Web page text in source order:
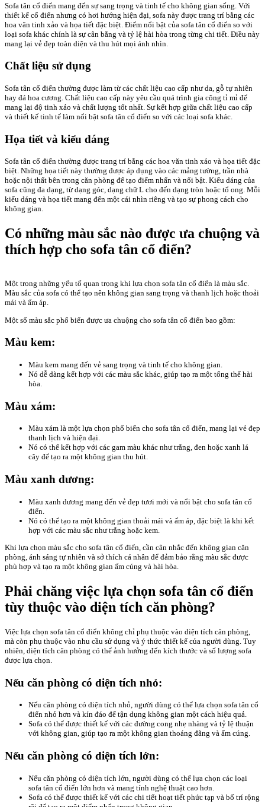
Sofa tân cổ điển mang đến sự sang trọng và tinh tế cho không gian sống. Với
thiết kế cổ điển nhưng có hơi hướng hiện đại, sofa này được trang trí bằng các
hoa văn tinh xảo và họa tiết đặc biệt. Điểm nổi bật của sofa tân cổ điển so với
loại sofa khác chính là sự cân bằng và tỷ lệ hài hòa trong từng chi tiết. Điều này
mang lại vẻ đẹp toàn diện và thu hút mọi ánh nhìn.
Chất liệu sử dụng
Sofa tân cổ điển thường được làm từ các chất liệu cao cấp như da, gỗ tự nhiên
hay đá hoa cương. Chất liệu cao cấp này yêu cầu quá trình gia công tỉ mỉ để
mang lại độ tinh xảo và chất lượng tốt nhất. Sự kết hợp giữa chất liệu cao cấp
và thiết kế tinh tế làm nổi bật sofa tân cổ điển so với các loại sofa khác.
Họa tiết và kiểu dáng
Sofa tân cổ điển thường được trang trí bằng các hoa văn tinh xảo và họa tiết đặc
biệt. Những họa tiết này thường được áp dụng vào các mảng tường, trần nhà
hoặc nội thất bên trong căn phòng để tạo điểm nhấn và nổi bật. Kiểu dáng của
sofa cũng đa dạng, từ dạng góc, dạng chữ L cho đến dạng tròn hoặc tổ ong. Mỗi
kiểu dáng và họa tiết mang đến một cái nhìn riêng và tạo sự phong cách cho
không gian.
Có những màu sắc nào được ưa chuộng và
thích hợp cho sofa tân cổ điển?
Một trong những yếu tố quan trọng khi lựa chọn sofa tân cổ điển là màu sắc.
Màu sắc của sofa có thể tạo nên không gian sang trọng và thanh lịch hoặc thoải
mái và ấm áp.
Một số màu sắc phổ biến được ưa chuộng cho sofa tân cổ điển bao gồm:
Màu kem:
Màu kem mang đến vẻ sang trọng và tinh tế cho không gian.
Nó dễ dàng kết hợp với các màu sắc khác, giúp tạo ra một tổng thể hài
hòa.
Màu xám:
Màu xám là một lựa chọn phổ biến cho sofa tân cổ điển, mang lại vẻ đẹp
thanh lịch và hiện đại.
Nó có thể kết hợp với các gam màu khác như trắng, đen hoặc xanh lá
cây để tạo ra một không gian thu hút.
Màu xanh dương:
Màu xanh dương mang đến vẻ đẹp tươi mới và nổi bật cho sofa tân cổ
điển.
Nó có thể tạo ra một không gian thoải mái và ấm áp, đặc biệt là khi kết
hợp với các màu sắc như trắng hoặc kem.
Khi lựa chọn màu sắc cho sofa tân cổ điển, cần cân nhắc đến không gian căn
phòng, ánh sáng tự nhiên và sở thích cá nhân để đảm bảo rằng màu sắc được
phù hợp và tạo ra một không gian ấm cúng và hài hòa.
Phải chăng việc lựa chọn sofa tân cổ điển
tùy thuộc vào diện tích căn phòng?
Việc lựa chọn sofa tân cổ điển không chỉ phụ thuộc vào diện tích căn phòng,
mà còn phụ thuộc vào nhu cầu sử dụng và ý thức thiết kế của người dùng. Tuy
nhiên, diện tích căn phòng có thể ảnh hưởng đến kích thước và số lượng sofa
được lựa chọn.
Nếu căn phòng có diện tích nhỏ:
Nếu căn phòng có diện tích nhỏ, người dùng có thể lựa chọn sofa tân cổ
điển nhỏ hơn và kín đáo để tận dụng không gian một cách hiệu quả.
Sofa có thể được thiết kế với các đường cong nhẹ nhàng và tỷ lệ thuận
với không gian, giúp tạo ra một không gian thoáng đãng và ấm cúng.
Nếu căn phòng có diện tích lớn:
Nếu căn phòng có diện tích lớn, người dùng có thể lựa chọn các loại
sofa tân cổ điển lớn hơn và mang tính nghệ thuật cao hơn.
Sofa có thể được thiết kế với các chi tiết hoạt tiết phức tạp và bố trí rộng